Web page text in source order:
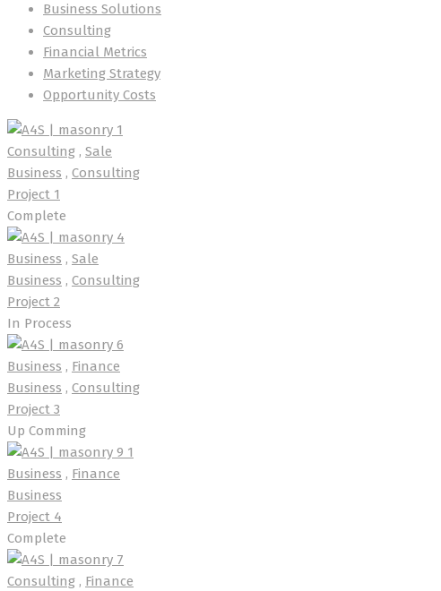
Business Solutions
Consulting
Financial Metrics
Marketing Strategy
Opportunity Costs
Consulting , Sale
Business , Consulting
Project 1
Complete
Business , Sale
Business , Consulting
Project 2
In Process
Business , Finance
Business , Consulting
Project 3
Up Comming
Business , Finance
Business
Project 4
Complete
Consulting , Finance